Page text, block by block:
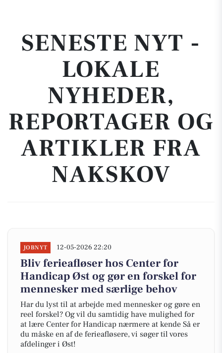
SENESTE NYT -
LOKALE
NYHEDER,
REPORTAGER OG
ARTIKLER FRA
NAKSKOV
JOBNYT 12-05-2026 22:20
Bliv ferieafløser hos Center for
Handicap Øst og gør en forskel for
mennesker med særlige behov
Har du lyst til at arbejde med mennesker og gøre en
reel forskel? Og vil du samtidig have mulighed for
at lære Center for Handicap nærmere at kende Så er
du måske en af de ferieafløsere, vi søger til vores
afdelinger i Øst!